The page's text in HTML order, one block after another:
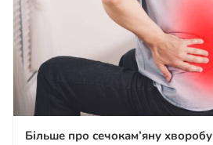
Більше про сечокам’яну хворобу